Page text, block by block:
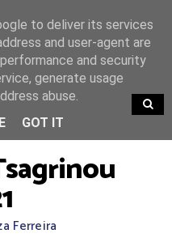
Ferreira
to deliver its services
and user-agent are
and security
generate usage
abuse.
GOT IT